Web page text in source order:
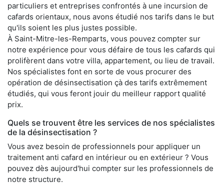
particuliers et entreprises confrontés à une incursion de
cafards orientaux, nous avons étudié nos tarifs dans le but
qu'ils soient les plus justes possible.
À Saint-Mitre-les-Remparts, vous pouvez compter sur
notre expérience pour vous défaire de tous les cafards qui
prolifèrent dans votre villa, appartement, ou lieu de travail.
Nos spécialistes font en sorte de vous procurer des
opération de désinsectisation çà des tarifs extrêmement
étudiés, qui vous feront jouir du meilleur rapport qualité
prix.
Quels se trouvent être les services de nos spécialistes
de la désinsectisation ?
Vous avez besoin de professionnels pour appliquer un
traitement anti cafard en intérieur ou en extérieur ? Vous
pouvez dès aujourd'hui compter sur les professionnels de
notre structure.